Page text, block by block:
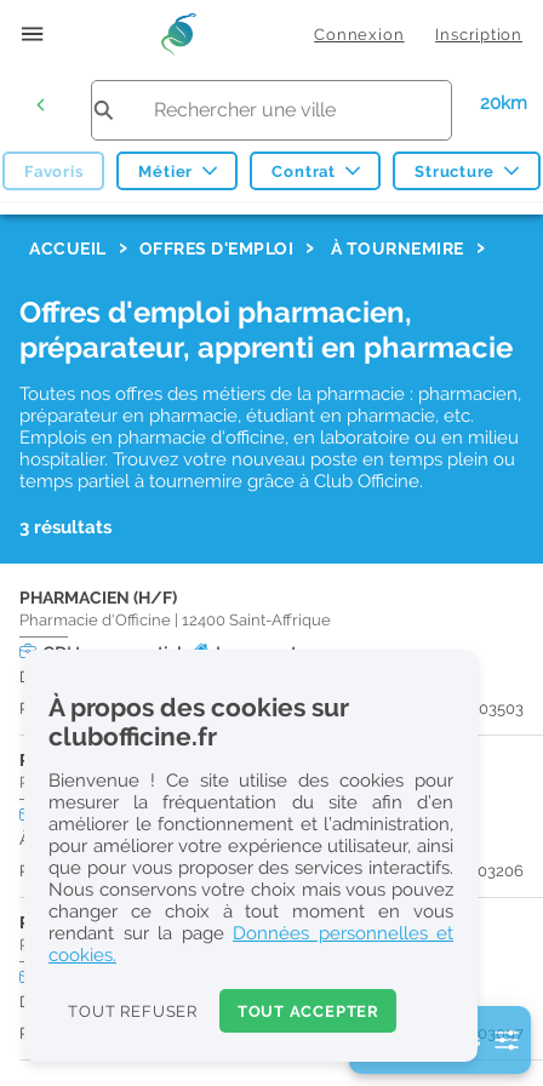
Connexion Inscription
20km
Favoris Métier Contrat Structure
Réinitialiser
2
0
k
Consulter les offres de la France d'outre-mer
ACCUEIL OFFRES D'EMPLOI À TOURNEMIRE
Offres d'emploi pharmacien,
préparateur, apprenti en pharmacie
Toutes nos offres des métiers de la pharmacie : pharmacien,
préparateur en pharmacie, étudiant en pharmacie, etc.
Emplois en pharmacie d'officine, en laboratoire ou en milieu
hospitalier. Trouvez votre nouveau poste en temps plein ou
temps partiel à tournemire grâce à Club Officine.
3 résultats
PHARMACIEN (H/F)
Pharmacie d'Officine 12400 Saint-Affrique
CDI temps partiel Logement
Dès que possible
Publiée il y a 10 jour(s)
#203503
PHARMACIEN (H/F)
Pharmacie d'Officine|12100Millau
temps plein
À partir du 18/08/26
Publiée il y a 15 jour(s)
#203206
PHARMACIEN (H/F)
Pharmacie d'Officine 12400 Saint-Affrique
Dès que possible
Publiée il y a 16 jour(s)
#203097
2 filtre(s) actifs
À propos des cookies sur
clubofficine.fr
Bienvenue ! Ce site utilise des cookies pour
mesurer la fréquentation du site afin d’en
améliorer le fonctionnement et l’administration,
pour améliorer votre expérience utilisateur, ainsi
que pour vous proposer des services interactifs.
Nous conservons votre choix mais vous pouvez
changer ce choix à tout moment en vous
rendant sur la page Données personnelles et
cookies.
TOUT REFUSER TOUT ACCEPTER